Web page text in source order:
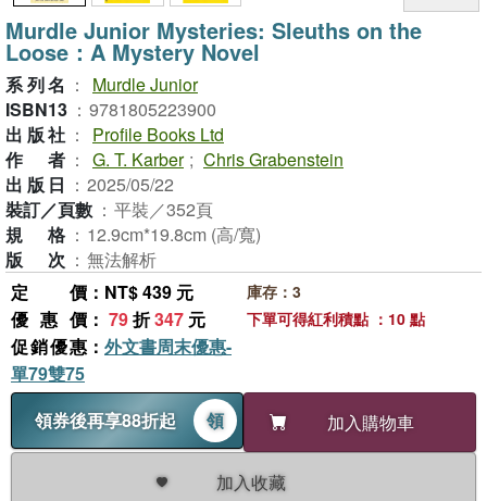
Murdle Junior Mysteries: Sleuths on the
Loose：A Mystery Novel
系列名 ：
Murdle Junior
ISBN13 ： 9781805223900
出版社 ：
Profile Books Ltd
作者 ： G. T. Karber ; Chris Grabenstein
出版日 ： 2025/05/22
裝訂／頁數 ： 平裝／352頁
規格 ： 12.9cm*19.8cm (高/寬)
版次 ： 無法解析
定價 ：NT$ 439 元
優惠價 ： 79折347 元
促銷優惠 ： 外文書周末優惠-
單79雙75
領券後再享88折起
領 加入購物車
加入收藏
庫存：3
下單可得紅利積點 ：10 點